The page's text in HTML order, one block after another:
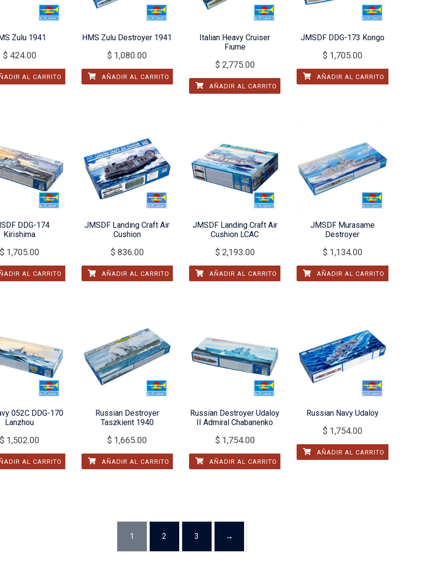
Zulu 1941
$ 424.00
AL CARRITO
HMS Zulu Destroyer 1941
$ 1,080.00
AÑADIR AL CARRITO
Italian Heavy Cruiser
Fiume
$ 2,775.00
AÑADIR AL CARRITO
JMSDF DDG-173 Kongo
$ 1,705.00
AÑADIR AL CARRITO
DDG-174
Kirishima
$ 1,705.00
AL CARRITO
JMSDF Landing Craft Air
Cushion
$ 836.00
AÑADIR AL CARRITO
JMSDF Landing Craft Air
Cushion LCAC
$ 2,193.00
AÑADIR AL CARRITO
JMSDF Murasame
Destroyer
$ 1,134.00
AÑADIR AL CARRITO
052C DDG-170
Lanzhou
$ 1,502.00
AL CARRITO
Russian Destroyer
Taszkient 1940
$ 1,665.00
AÑADIR AL CARRITO
Russian Destroyer Udaloy
II Admiral Chabanenko
$ 1,754.00
AÑADIR AL CARRITO
Russian Navy Udaloy
$ 1,754.00
AÑADIR AL CARRITO
1 2 3 →